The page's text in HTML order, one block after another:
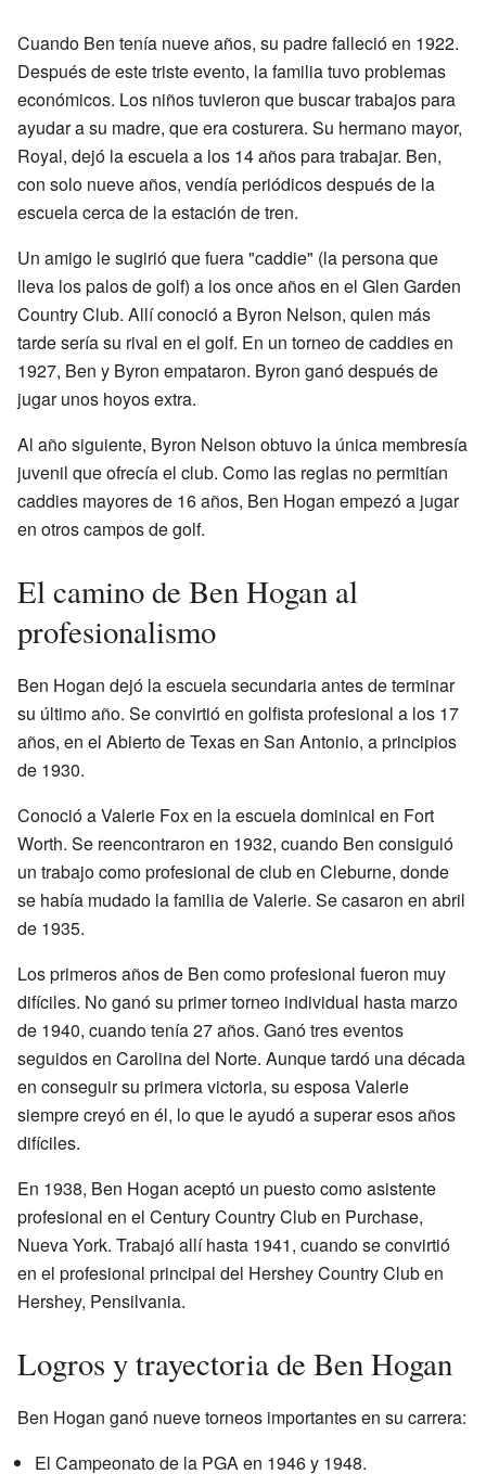
Cuando Ben tenía nueve años, su padre falleció en 1922.
Después de este triste evento, la familia tuvo problemas
económicos. Los niños tuvieron que buscar trabajos para
ayudar a su madre, que era costurera. Su hermano mayor,
Royal, dejó la escuela a los 14 años para trabajar. Ben,
con solo nueve años, vendía periódicos después de la
escuela cerca de la estación de tren.
Un amigo le sugirió que fuera "caddie" (la persona que
lleva los palos de golf) a los once años en el Glen Garden
Country Club. Allí conoció a Byron Nelson, quien más
tarde sería su rival en el golf. En un torneo de caddies en
1927, Ben y Byron empataron. Byron ganó después de
jugar unos hoyos extra.
Al año siguiente, Byron Nelson obtuvo la única membresía
juvenil que ofrecía el club. Como las reglas no permitían
caddies mayores de 16 años, Ben Hogan empezó a jugar
en otros campos de golf.
El camino de Ben Hogan al
profesionalismo
Ben Hogan dejó la escuela secundaria antes de terminar
su último año. Se convirtió en golfista profesional a los 17
años, en el Abierto de Texas en San Antonio, a principios
de 1930.
Conoció a Valerie Fox en la escuela dominical en Fort
Worth. Se reencontraron en 1932, cuando Ben consiguió
un trabajo como profesional de club en Cleburne, donde
se había mudado la familia de Valerie. Se casaron en abril
de 1935.
Los primeros años de Ben como profesional fueron muy
difíciles. No ganó su primer torneo individual hasta marzo
de 1940, cuando tenía 27 años. Ganó tres eventos
seguidos en Carolina del Norte. Aunque tardó una década
en conseguir su primera victoria, su esposa Valerie
siempre creyó en él, lo que le ayudó a superar esos años
difíciles.
En 1938, Ben Hogan aceptó un puesto como asistente
profesional en el Century Country Club en Purchase,
Nueva York. Trabajó allí hasta 1941, cuando se convirtió
en el profesional principal del Hershey Country Club en
Hershey, Pensilvania.
Logros y trayectoria de Ben Hogan
Ben Hogan ganó nueve torneos importantes en su carrera:
El Campeonato de la PGA en 1946 y 1948.